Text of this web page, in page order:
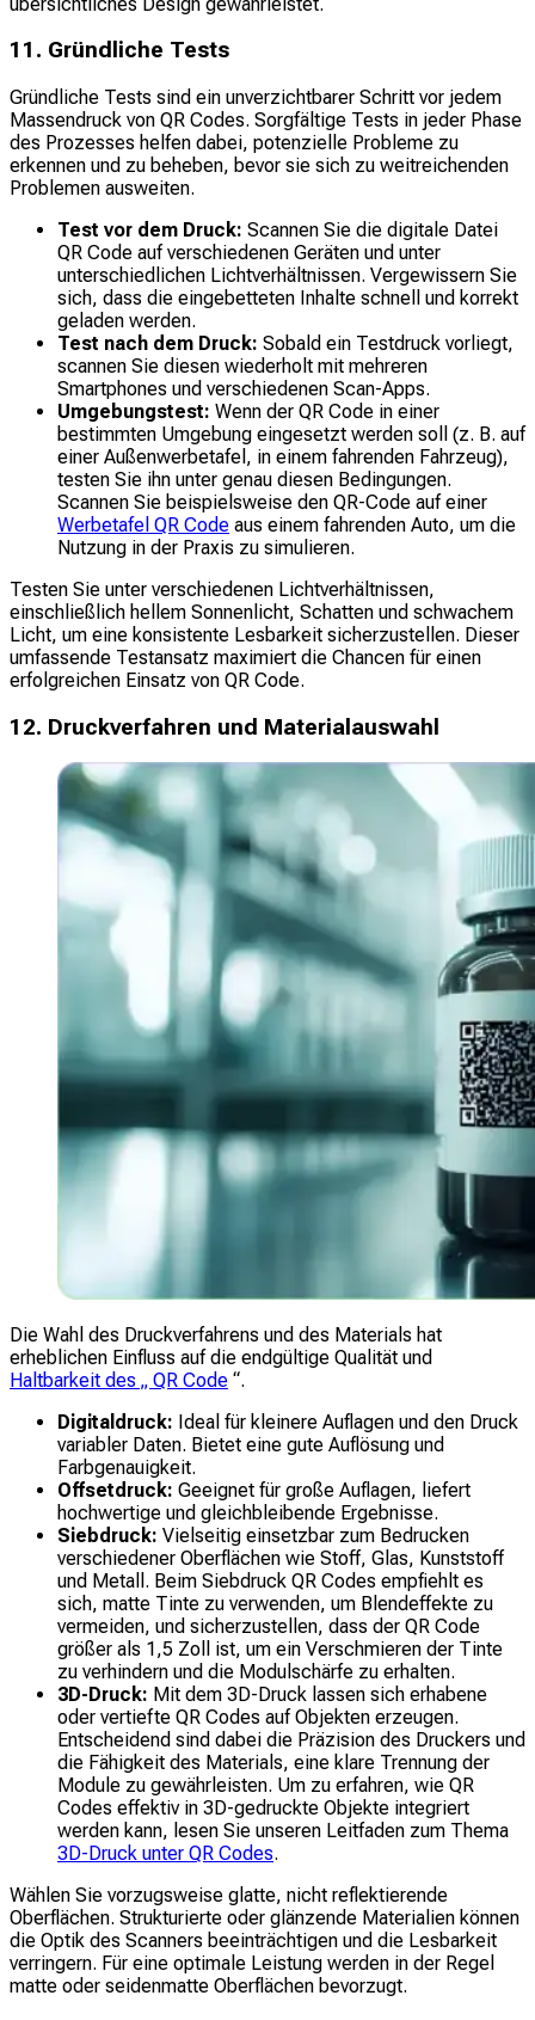
11. Gründliche Tests
Gründliche Tests sind ein unverzichtbarer Schritt vor jedem
Massendruck von QR Codes. Sorgfältige Tests in jeder Phase
des Prozesses helfen dabei, potenzielle Probleme zu
erkennen und zu beheben, bevor sie sich zu weitreichenden
Problemen ausweiten.
Test vor dem Druck: Scannen Sie die digitale Datei
QR Code auf verschiedenen Geräten und unter
unterschiedlichen Lichtverhältnissen. Vergewissern Sie
sich, dass die eingebetteten Inhalte schnell und korrekt
geladen werden.
Test nach dem Druck: Sobald ein Testdruck vorliegt,
scannen Sie diesen wiederholt mit mehreren
Smartphones und verschiedenen Scan-Apps.
Umgebungstest: Wenn der QR Code in einer
bestimmten Umgebung eingesetzt werden soll (z. B. auf
einer Außenwerbetafel, in einem fahrenden Fahrzeug),
testen Sie ihn unter genau diesen Bedingungen.
Scannen Sie beispielsweise den QR-Code auf einer
Werbetafel QR Code aus einem fahrenden Auto, um die
Nutzung in der Praxis zu simulieren.
Testen Sie unter verschiedenen Lichtverhältnissen,
einschließlich hellem Sonnenlicht, Schatten und schwachem
Licht, um eine konsistente Lesbarkeit sicherzustellen. Dieser
umfassende Testansatz maximiert die Chancen für einen
erfolgreichen Einsatz von QR Code.
12. Druckverfahren und Materialauswahl
Die Wahl des Druckverfahrens und des Materials hat
erheblichen Einfluss auf die endgültige Qualität und
Haltbarkeit des „ QR Code “.
Digitaldruck: Ideal für kleinere Auflagen und den Druck
variabler Daten. Bietet eine gute Auflösung und
Farbgenauigkeit.
Offsetdruck: Geeignet für große Auflagen, liefert
hochwertige und gleichbleibende Ergebnisse.
Siebdruck: Vielseitig einsetzbar zum Bedrucken
verschiedener Oberflächen wie Stoff, Glas, Kunststoff
und Metall. Beim Siebdruck QR Codes empfiehlt es
sich, matte Tinte zu verwenden, um Blendeffekte zu
vermeiden, und sicherzustellen, dass der QR Code
größer als 1,5 Zoll ist, um ein Verschmieren der Tinte
zu verhindern und die Modulschärfe zu erhalten.
3D-Druck: Mit dem 3D-Druck lassen sich erhabene
oder vertiefte QR Codes auf Objekten erzeugen.
Entscheidend sind dabei die Präzision des Druckers und
die Fähigkeit des Materials, eine klare Trennung der
Module zu gewährleisten. Um zu erfahren, wie QR
Codes effektiv in 3D-gedruckte Objekte integriert
werden kann, lesen Sie unseren Leitfaden zum Thema
3D-Druck unter QR Codes.
Wählen Sie vorzugsweise glatte, nicht reflektierende
Oberflächen. Strukturierte oder glänzende Materialien können
die Optik des Scanners beeinträchtigen und die Lesbarkeit
verringern. Für eine optimale Leistung werden in der Regel
matte oder seidenmatte Oberflächen bevorzugt.